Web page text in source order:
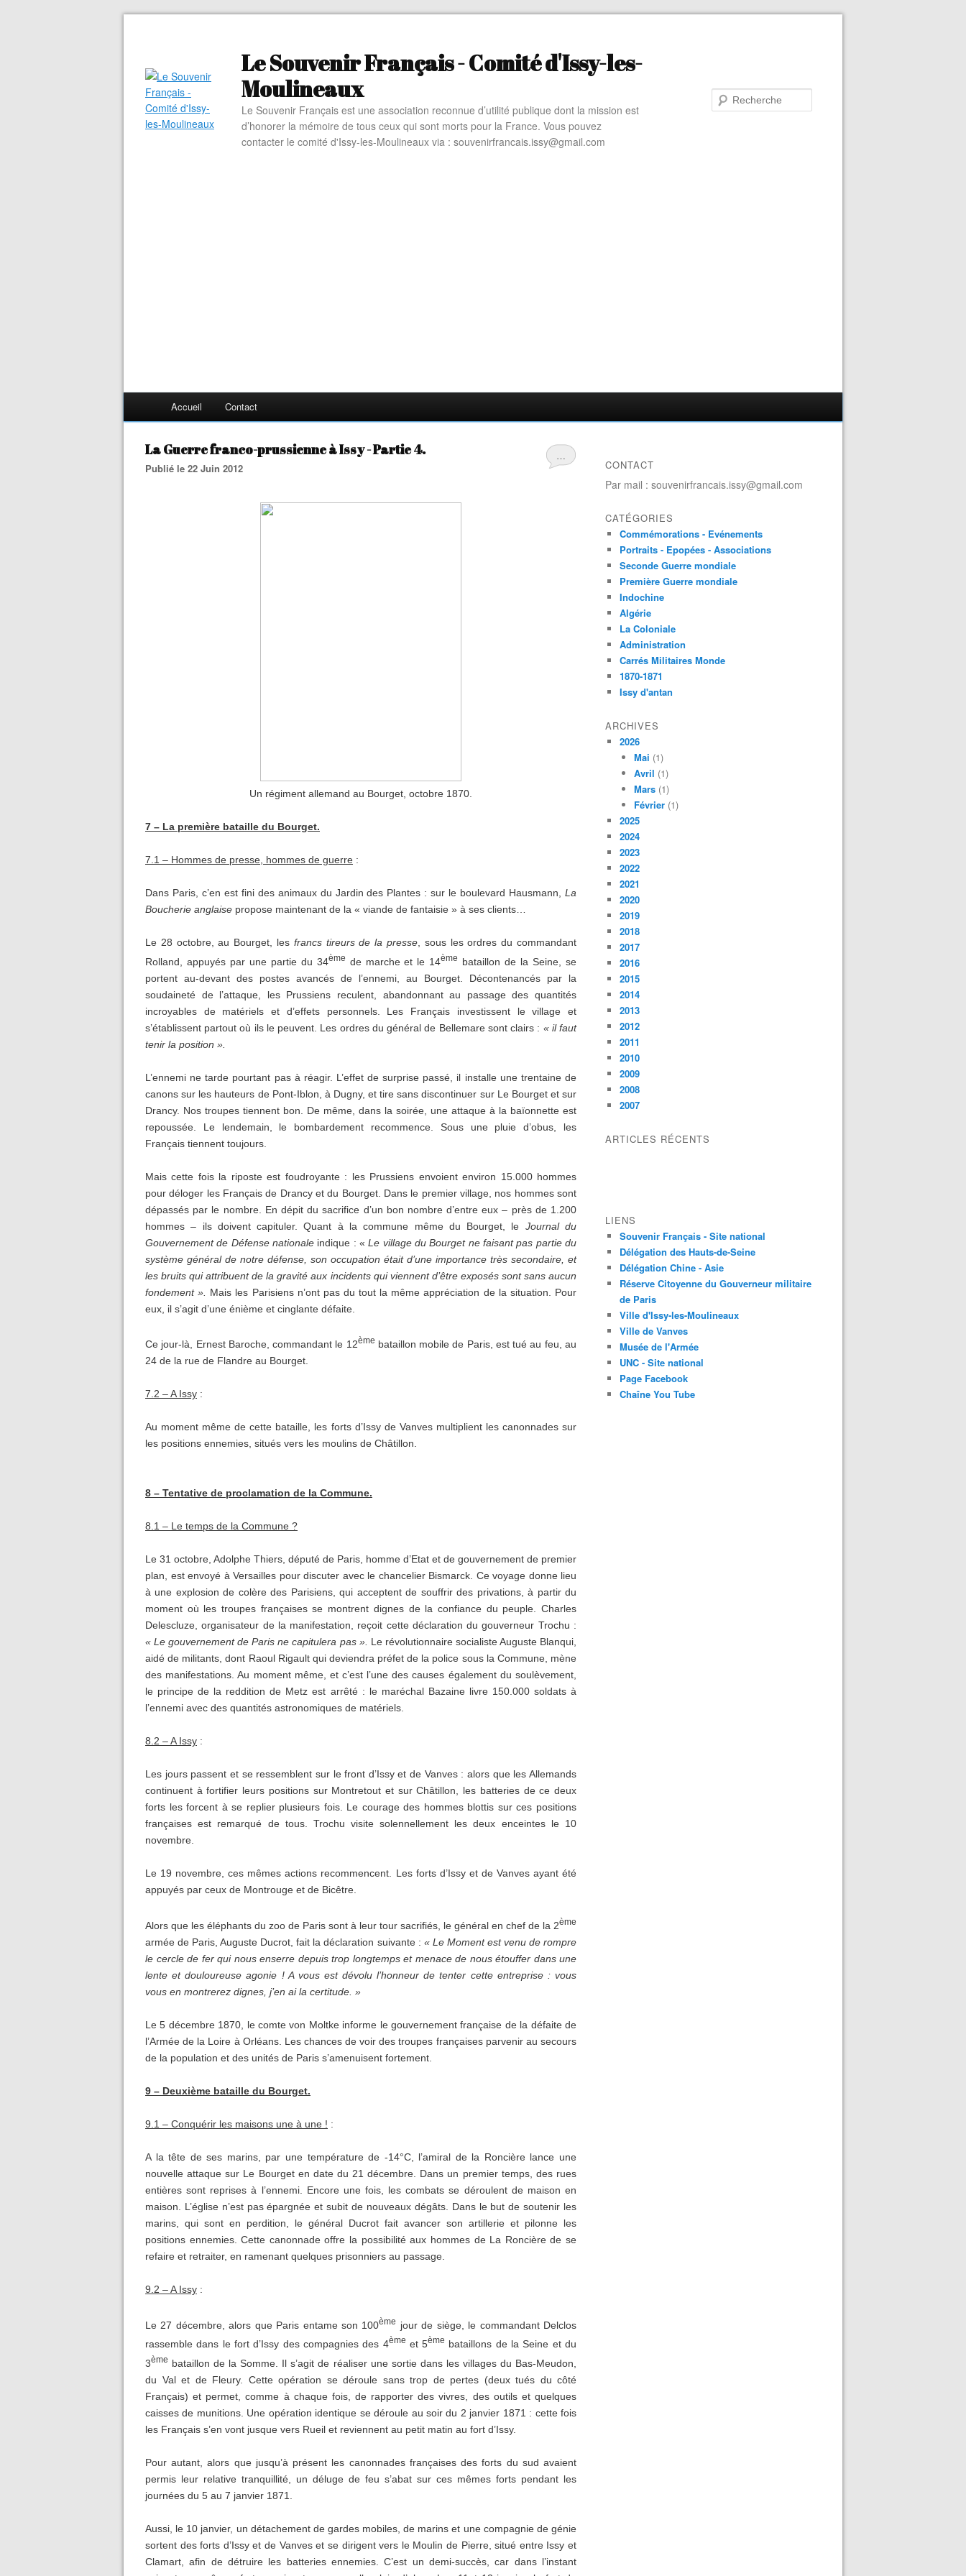
Le Souvenir Français - Comité d'Issy-les-
Moulineaux
Le Souvenir Français est une association reconnue d’utilité publique dont la mission est
d’honorer la mémoire de tous ceux qui sont morts pour la France. Vous pouvez
contacter le comité d'Issy-les-Moulineaux via : souvenirfrancais.issy@gmail.com
Accueil Contact
…
La Guerre franco-prussienne à Issy - Partie 4.
Publié le 22 Juin 2012
Un régiment allemand au Bourget, octobre 1870.
7 – La première bataille du Bourget.
7.1 – Hommes de presse, hommes de guerre :
Dans Paris, c’en est fini des animaux du Jardin des Plantes : sur le boulevard Hausmann, La
Boucherie anglaise propose maintenant de la « viande de fantaisie » à ses clients…
Le 28 octobre, au Bourget, les francs tireurs de la presse , sous les ordres du commandant
Rolland, appuyés par une partie du 34ème de marche et le 14ème
bataillon de la Seine, se
portent au-devant des postes avancés de l’ennemi, au Bourget. Décontenancés par la
soudaineté de l’attaque, les Prussiens reculent, abandonnant au passage des quantités
incroyables de matériels et d’effets personnels. Les Français investissent le village et
s’établissent partout où ils le peuvent. Les ordres du général de Bellemare sont clairs : « il faut
tenir la position ».
L’ennemi ne tarde pourtant pas à réagir. L’effet de surprise passé, il installe une trentaine de
canons sur les hauteurs de Pont-Iblon, à Dugny, et tire sans discontinuer sur Le Bourget et sur
Drancy. Nos troupes tiennent bon. De même, dans la soirée, une attaque à la baïonnette est
repoussée. Le lendemain, le bombardement recommence. Sous une pluie d’obus, les
Français tiennent toujours.
Mais cette fois la riposte est foudroyante : les Prussiens envoient environ 15.000 hommes
pour déloger les Français de Drancy et du Bourget. Dans le premier village, nos hommes sont
dépassés par le nombre. En dépit du sacrifice d’un bon nombre d’entre eux – près de 1.200
hommes – ils doivent capituler. Quant à la commune même du Bourget, le Journal du
Gouvernement de Défense nationale indique : «Le village du Bourget ne faisant pas partie du
système général de notre défense, son occupation était d’une importance très secondaire, et
les bruits qui attribuent de la gravité aux incidents qui viennent d’être exposés sont sans aucun
fondement ».
Mais les Parisiens n’ont pas du tout la même appréciation de la situation. Pour
eux, il s’agit d’une énième et cinglante défaite.
Ce jour-là, Ernest Baroche, commandant le 12ème bataillon mobile de Paris, est tué au feu, au
24 de la rue de Flandre au Bourget.
7.2 – A Issy :
Au moment même de cette bataille, les forts d’Issy de Vanves multiplient les canonnades sur
les positions ennemies, situés vers les moulins de Châtillon.
8 – Tentative de proclamation de la Commune.
8.1 – Le temps de la Commune ?
Le 31 octobre, Adolphe Thiers, député de Paris, homme d’Etat et de gouvernement de premier
plan, est envoyé à Versailles pour discuter avec le chancelier Bismarck. Ce voyage donne lieu
à une explosion de colère des Parisiens, qui acceptent de souffrir des privations, à partir du
moment où les troupes françaises se montrent dignes de la confiance du peuple. Charles
Delescluze, organisateur de la manifestation, reçoit cette déclaration du gouverneur Trochu :
« Le gouvernement de Paris ne capitulera pas ». Le révolutionnaire socialiste Auguste Blanqui,
aidé de militants, dont Raoul Rigault qui deviendra préfet de la police sous la Commune, mène
des manifestations. Au moment même, et c’est l’une des causes également du soulèvement,
le principe de la reddition de Metz est arrêté : le maréchal Bazaine livre 150.000 soldats à
l’ennemi avec des quantités astronomiques de matériels.
8.2 – A Issy :
Les jours passent et se ressemblent sur le front d’Issy et de Vanves : alors que les Allemands
continuent à fortifier leurs positions sur Montretout et sur Châtillon, les batteries de ce deux
forts les forcent à se replier plusieurs fois. Le courage des hommes blottis sur ces positions
françaises est remarqué de tous. Trochu visite solennellement les deux enceintes le 10
novembre.
Le 19 novembre, ces mêmes actions recommencent. Les forts d’Issy et de Vanves ayant été
appuyés par ceux de Montrouge et de Bicêtre.
Alors que les éléphants du zoo de Paris sont à leur tour sacrifiés, le général en chef de la 2ème
armée de Paris, Auguste Ducrot, fait la déclaration suivante : « Le Moment est venu de rompre
le cercle de fer qui nous enserre depuis trop longtemps et menace de nous étouffer dans une
lente et douloureuse agonie ! A vous est dévolu l’honneur de tenter cette entreprise : vous
vous en montrerez dignes, j’en ai la certitude. »
Le 5 décembre 1870, le comte von Moltke informe le gouvernement française de la défaite de
l’Armée de la Loire à Orléans. Les chances de voir des troupes françaises parvenir au secours
de la population et des unités de Paris s’amenuisent fortement.
9 – Deuxième bataille du Bourget.
9.1 – Conquérir les maisons une à une ! :
A la tête de ses marins, par une température de -14°C, l’amiral de la Roncière lance une
nouvelle attaque sur Le Bourget en date du 21 décembre. Dans un premier temps, des rues
entières sont reprises à l’ennemi. Encore une fois, les combats se déroulent de maison en
maison. L’église n’est pas épargnée et subit de nouveaux dégâts. Dans le but de soutenir les
marins, qui sont en perdition, le général Ducrot fait avancer son artillerie et pilonne les
positions ennemies. Cette canonnade offre la possibilité aux hommes de La Roncière de se
refaire et retraiter, en ramenant quelques prisonniers au passage.
9.2 – A Issy :
Le 27 décembre, alors que Paris entame son 100ème
jour de siège, le commandant Delclos
rassemble dans le fort d’Issy des compagnies des 4ème et 5ème bataillons de la Seine et du
3ème bataillon de la Somme. Il s’agit de réaliser une sortie dans les villages du Bas-Meudon,
du Val et de Fleury. Cette opération se déroule sans trop de pertes (deux tués du côté
Français) et permet, comme à chaque fois, de rapporter des vivres, des outils et quelques
caisses de munitions. Une opération identique se déroule au soir du 2 janvier 1871 : cette fois
les Français s’en vont jusque vers Rueil et reviennent au petit matin au fort d’Issy.
Pour autant, alors que jusqu’à présent les canonnades françaises des forts du sud avaient
permis leur relative tranquillité, un déluge de feu s’abat sur ces mêmes forts pendant les
journées du 5 au 7 janvier 1871.
Aussi, le 10 janvier, un détachement de gardes mobiles, de marins et une compagnie de génie
sortent des forts d’Issy et de Vanves et se dirigent vers le Moulin de Pierre, situé entre Issy et
Clamart, afin de détruire les batteries ennemies. C’est un demi-succès, car dans l’instant
CONTACT
Par mail : souvenirfrancais.issy@gmail.com
CATÉGORIES
Commémorations - Evénements
Portraits - Epopées - Associations
Seconde Guerre mondiale
Première Guerre mondiale
Indochine
Algérie
La Coloniale
Administration
Carrés Militaires Monde
1870-1871
Issy d'antan
ARCHIVES
2026
Mai (1)
Avril (1)
Mars (1)
Février (1)
2025
2024
2023
2022
2021
2020
2019
2018
2017
2016
2015
2014
2013
2012
2011
2010
2009
2008
2007
ARTICLES RÉCENTS
LIENS
Souvenir Français - Site national
Délégation des Hauts-de-Seine
Délégation Chine - Asie
Réserve Citoyenne du Gouverneur militaire
de Paris
Ville d'Issy-les-Moulineaux
Ville de Vanves
Musée de l'Armée
UNC - Site national
Page Facebook
Chaîne You Tube